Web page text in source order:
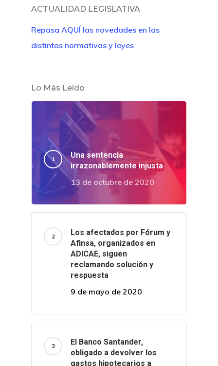
ACTUALIDAD LEGISLATIVA
Repasa AQUÍ las novedades en las
distintas normativas y leyes
Lo Más Leído
Una sentencia
irrazonablemente injusta
13 de octubre de 2020
Los afectados por Fórum y
Afinsa, organizados en
ADICAE, siguen
reclamando solución y
respuesta
9 de mayo de 2020
El Banco Santander,
obligado a devolver los
gastos hipotecarios a